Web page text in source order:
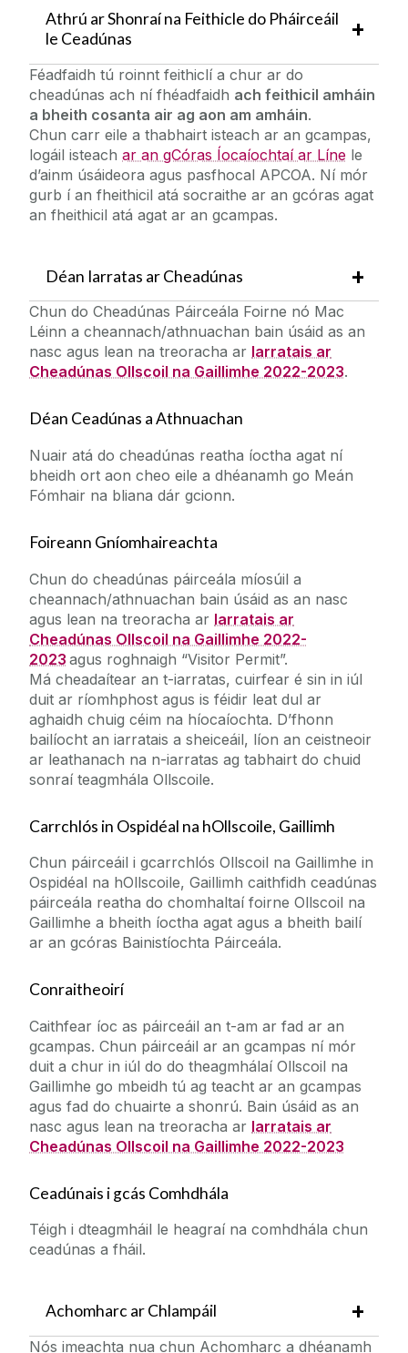
Athrú ar Shonraí na Feithicle do Pháirceáil
le Ceadúnas
Féadfaidh tú roinnt feithiclí a chur ar do
cheadúnas ach ní fhéadfaidh ach feithicil amháin
a bheith cosanta air ag aon am amháin.
Chun carr eile a thabhairt isteach ar an gcampas,
logáil isteach ar an gCóras Íocaíochtaí ar Líne le
d’ainm úsáideora agus pasfhocal APCOA. Ní mór
gurb í an fheithicil atá socraithe ar an gcóras agat
an fheithicil atá agat ar an gcampas.
Déan Iarratas ar Cheadúnas
Chun do Cheadúnas Páirceála Foirne nó Mac
Léinn a cheannach/athnuachan bain úsáid as an
nasc agus lean na treoracha ar Iarratais ar
Cheadúnas Ollscoil na Gaillimhe 2022-2023.
Déan Ceadúnas a Athnuachan
Nuair atá do cheadúnas reatha íoctha agat ní
bheidh ort aon cheo eile a dhéanamh go Meán
Fómhair na bliana dár gcionn.
Foireann Gníomhaireachta
Chun do cheadúnas páirceála míosúil a
cheannach/athnuachan bain úsáid as an nasc
agus lean na treoracha ar Iarratais ar
Cheadúnas Ollscoil na Gaillimhe 2022-
2023 agus roghnaigh “Visitor Permit”.
Má cheadaítear an t-iarratas, cuirfear é sin in iúl
duit ar ríomhphost agus is féidir leat dul ar
aghaidh chuig céim na híocaíochta. D’fhonn
bailíocht an iarratais a sheiceáil, líon an ceistneoir
ar leathanach na n-iarratas ag tabhairt do chuid
sonraí teagmhála Ollscoile.
Carrchlós in Ospidéal na hOllscoile, Gaillimh
Chun páirceáil i gcarrchlós Ollscoil na Gaillimhe in
Ospidéal na hOllscoile, Gaillimh caithfidh ceadúnas
páirceála reatha do chomhaltaí foirne Ollscoil na
Gaillimhe a bheith íoctha agat agus a bheith bailí
ar an gcóras Bainistíochta Páirceála.
Conraitheoirí
Caithfear íoc as páirceáil an t-am ar fad ar an
gcampas. Chun páirceáil ar an gcampas ní mór
duit a chur in iúl do do theagmhálaí Ollscoil na
Gaillimhe go mbeidh tú ag teacht ar an gcampas
agus fad do chuairte a shonrú. Bain úsáid as an
nasc agus lean na treoracha ar Iarratais ar
Cheadúnas Ollscoil na Gaillimhe 2022-2023
Ceadúnais i gcás Comhdhála
Téigh i dteagmháil le heagraí na comhdhála chun
ceadúnas a fháil.
Achomharc ar Chlampáil
Nós imeachta nua chun Achomharc a dhéanamh